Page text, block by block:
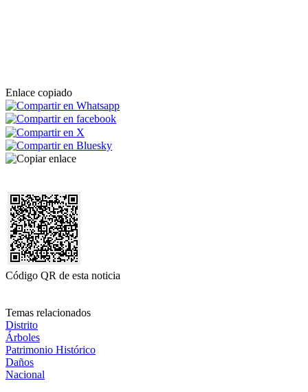
Enlace copiado
Código QR de esta noticia
Temas relacionados
Distrito
Árboles
Patrimonio Histórico
Daños
Nacional